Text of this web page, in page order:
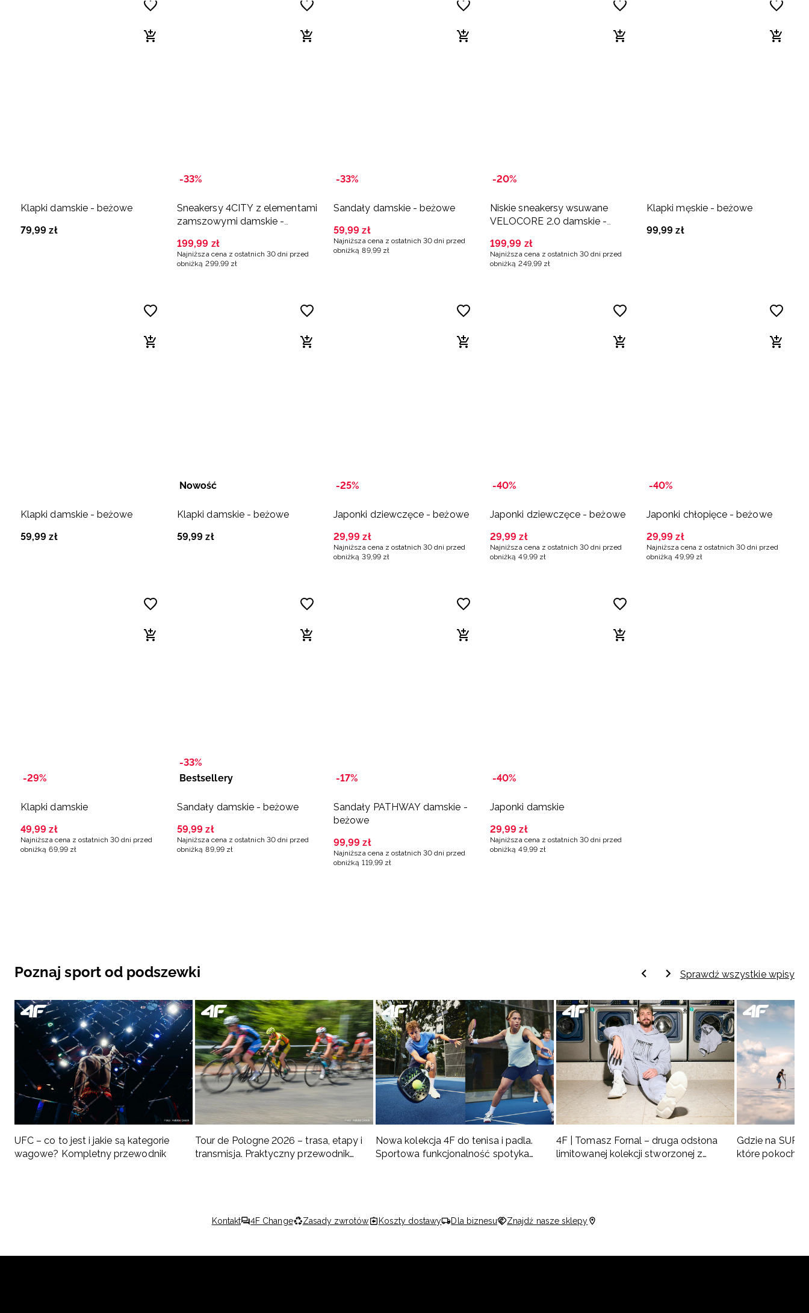
Klapki damskie - beżowe
79,99 zł
-33%
Sneakersy 4CITY z elementami
zamszowymi damskie -
199,99 zł
Najniższa cena z ostatnich 30 dni przed
obniżką 299,99 zł
-33%
Sandały damskie - beżowe
59,99 zł
Najniższa cena z ostatnich 30 dni przed
obniżką 89,99 zł
-20%
Niskie sneakersy wsuwane
VELOCORE 2.0 damskie -
199,99 zł
Najniższa cena z ostatnich 30 dni przed
obniżką 249,99 zł
Klapki męskie - beżowe
99,99 zł
Klapki damskie - beżowe
59,99 zł
Nowość
Klapki damskie - beżowe
59,99 zł
-25%
Japonki dziewczęce - beżowe
29,99 zł
Najniższa cena z ostatnich 30 dni przed
obniżką 39, 99 zł
-40%
Japonki dziewczęce - beżowe
29,99 zł
Najniższa cena z ostatnich 30 dni przed
obniżką 49, 99 zł
-40%
Japonki chłopięce - beżowe
29,99 zł
Najniższa cena z ostatnich 30 dni przed
obniżką 49, 99 zł
-29%
Klapki damskie
49,99 zł
Najniższa cena z ostatnich 30 dni przed
obniżką 69,99 zł
-33%
Bestsellery
Sandały damskie - beżowe
59,99 zł
Najniższa cena z ostatnich 30 dni przed
obniżką 89,99 zł
-17%
Sandały PATHWAY damskie -
beżowe
99,99 zł
Najniższa cena z ostatnich 30 dni przed
obniżką 119,99 zł
-40%
Japonki damskie
29,99 zł
Najniższa cena z ostatnich 30 dni przed
obniżką 49,99 zł
Poznaj sport od podszewki Sprawdź wszystkie wpisy
UFC – co to jest i jakie są kategorie
wagowe? Kompletny przewodnik
Tour de Pologne 2026 – trasa, etapy i
transmisja. Praktyczny przewodnik
Nowa kolekcja 4F do tenisa i padla.
Sportowa funkcjonalność spotyka
4F | Tomasz Fornal – druga odsłona
limitowanej kolekcji stworzonej z
Gdzie na SUP
które
Kontakt 4F Change Zasady zwrotów Koszty dostawy Dla biznesu Znajdź nasze sklepy